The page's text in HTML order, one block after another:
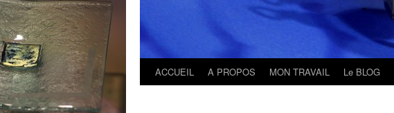
Aller
ACCUEIL A PROPOS MON TRAVAIL Le BLOG